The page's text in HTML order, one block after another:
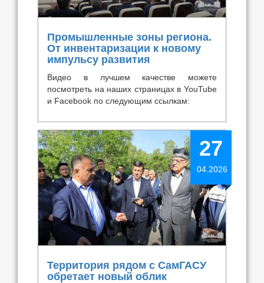
Промышленные зоны региона.
От инвентаризации к новому
импульсу развития
Видео в лучшем качестве можете
посмотреть на наших страницах в YouTube
и Facebook по следующим ссылкам:
27
04.2026
Территория рядом с СамГАСУ
обретает новый облик